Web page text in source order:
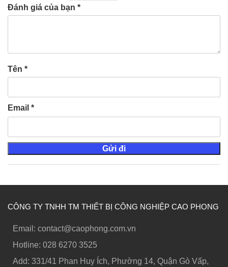
Đánh giá của bạn *
Tên *
Email *
CÔNG TY TNHH TM THIẾT BỊ CÔNG NGHIỆP CAO PHONG
Email: contact@caophong.com.vn
Hotline: ‭028 6270 3525
Add: 331/41 Phan Huy Ích, Phường 14, Quận Gò Vấp,